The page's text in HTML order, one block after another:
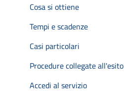
Cosa si ottiene
Tempi e scadenze
Casi particolari
Procedure collegate all'esito
Accedi al servizio